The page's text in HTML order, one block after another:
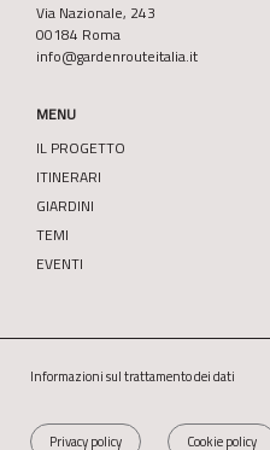
Via Nazionale, 243
00184 Roma
info@gardenrouteitalia.it
MENU
IL PROGETTO
ITINERARI
GIARDINI
TEMI
EVENTI
Informazioni sul trattamento dei dati
Privacy policy Cookie policy